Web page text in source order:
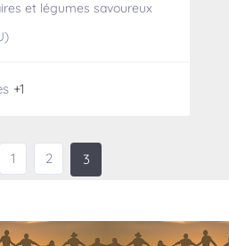
et légumes savoureux
+1
1 2 3